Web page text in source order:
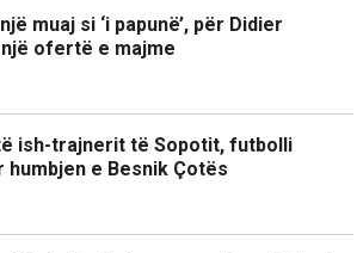
muaj si ‘i papunë’, për Didier
ofertë e majme
ish-trajnerit të Sopotit, futbolli
humbjen e Besnik Çotës